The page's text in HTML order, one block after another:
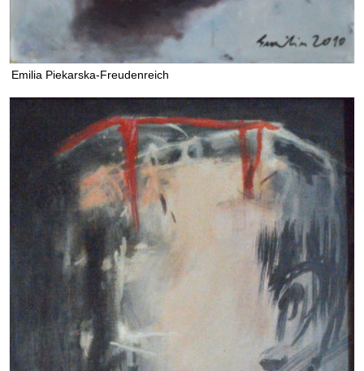
Emilia Piekarska-Freudenreich